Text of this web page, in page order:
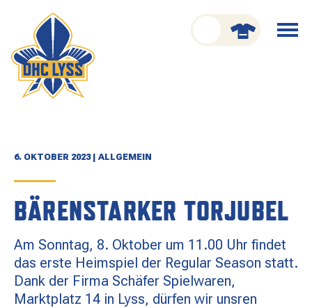
Menü
öffnen
schliessen
CLUB
GESCHICHTE
TEAM
SPIELPLAN
RESULTATE
6. OKTOBER 2023 | ALLGEMEIN
BÄRENSTARKER TORJUBEL
Am Sonntag, 8. Oktober um 11.00 Uhr findet
das erste Heimspiel der Regular Season statt.
Dank der Firma Schäfer Spielwaren,
Marktplatz 14 in Lyss, dürfen wir unsren